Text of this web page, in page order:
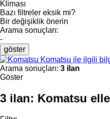
Kliması
Bazı filtreler eksik mi?
Bir değişiklik önerin
Arama sonuçları:
-
göster
Komatsu ile ilgili
Arama sonuçları: 3 ilan
Göster
3 ilan: Komatsu